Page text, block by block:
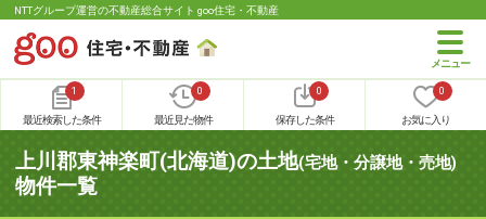
NTTグループ運営の不動産総合サイト goo住宅・不動産
1
最近検索した条件
0
最近見た物件
0
保存した条件
0
お気に入り
上川郡東神楽町(北海道)の土地(宅地・分譲地・売地)
物件一覧